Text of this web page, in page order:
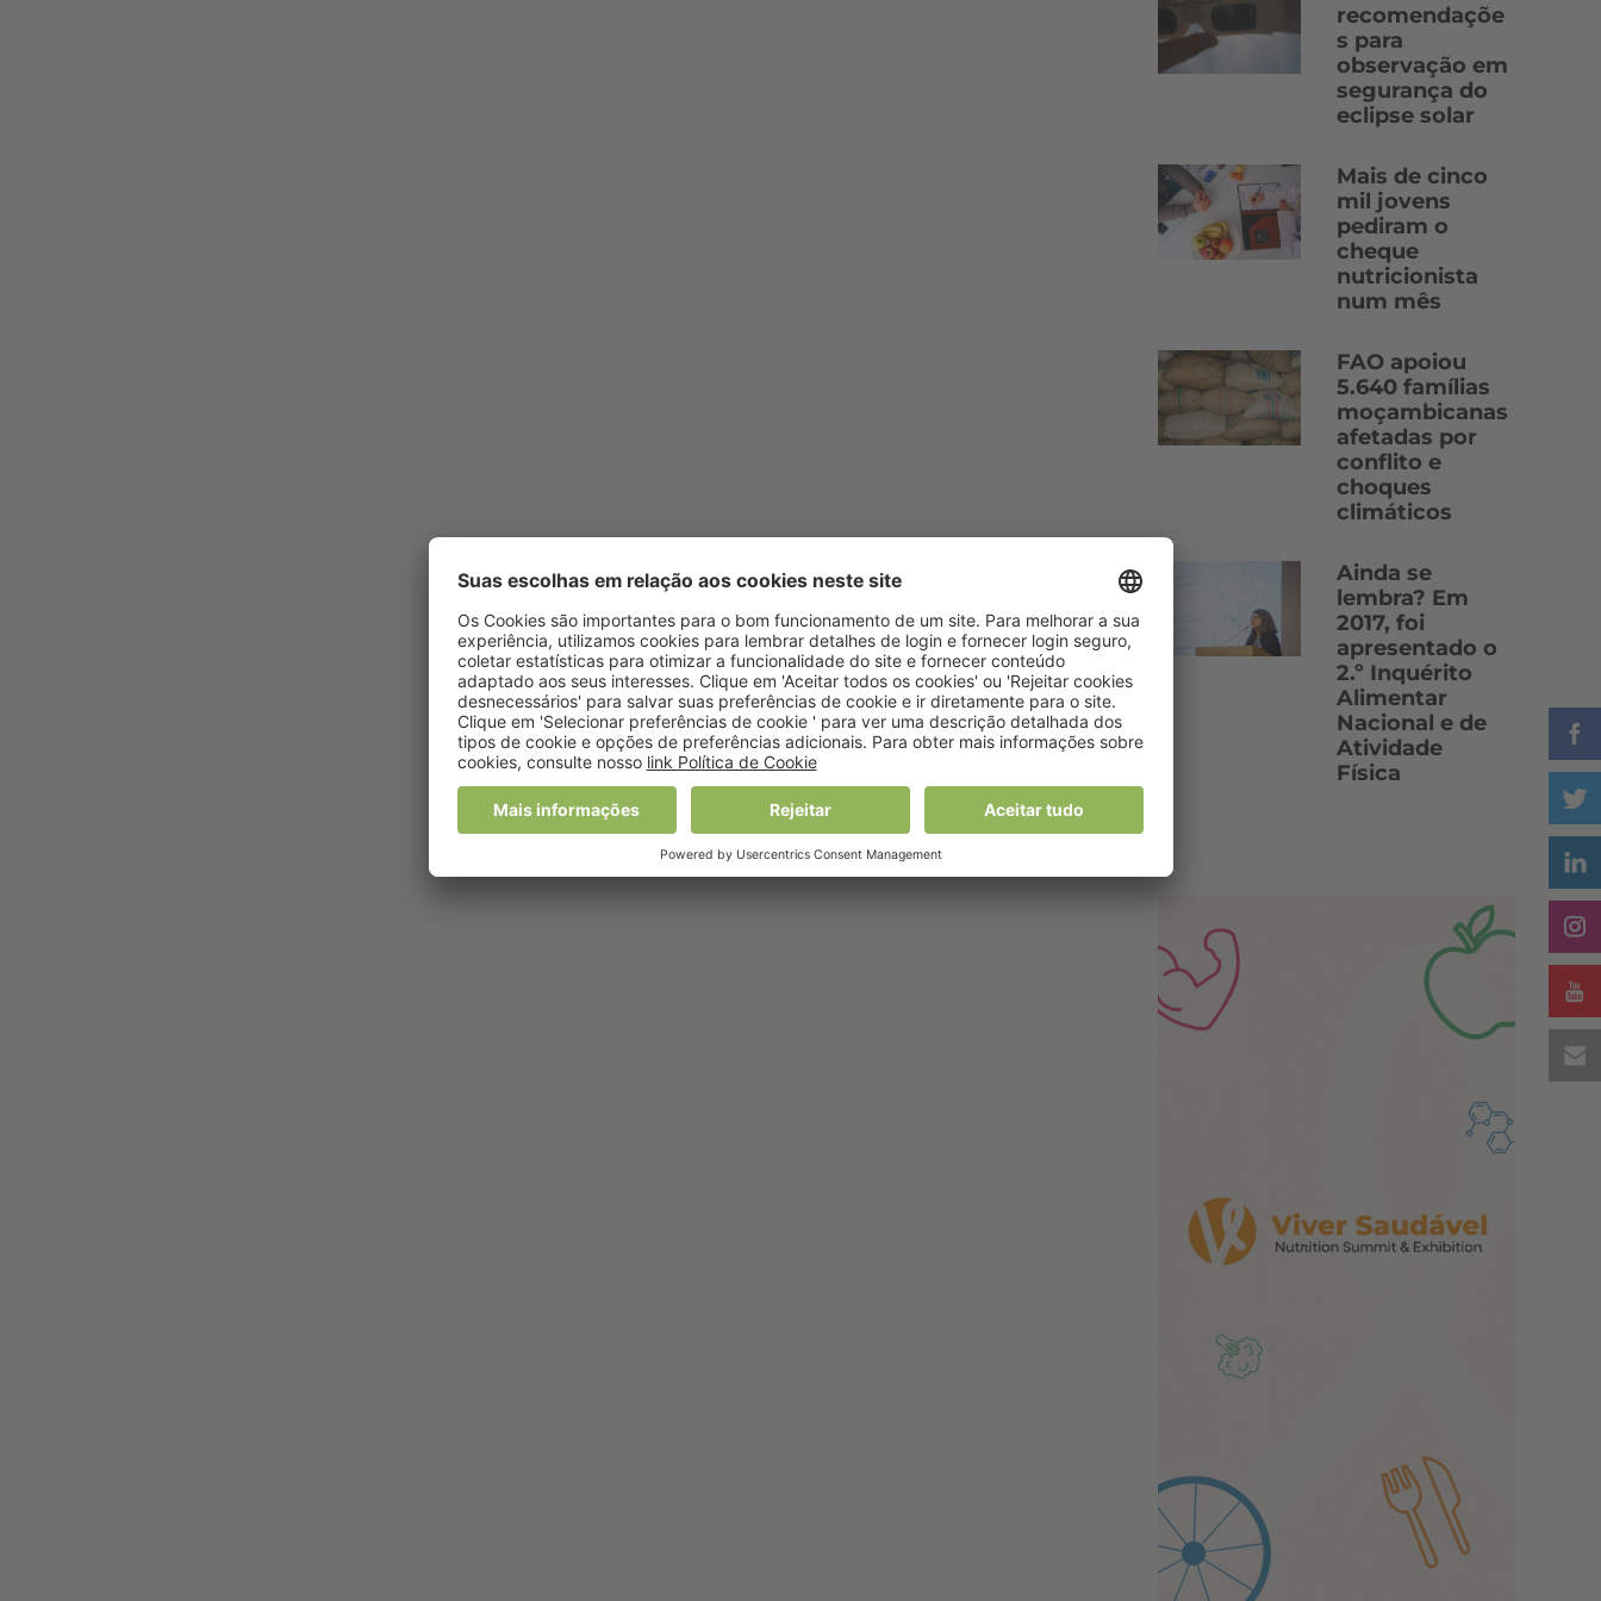
recomendaçõe
s para
observação em
segurança do
eclipse solar
Mais de cinco
mil jovens
pediram o
cheque
nutricionista
num mês
FAO apoiou
5.640 famílias
moçambicanas
afetadas por
conflito e
choques
climáticos
Ainda se
lembra? Em
2017, foi
apresentado o
2.º Inquérito
Alimentar
Nacional e de
Atividade
Física